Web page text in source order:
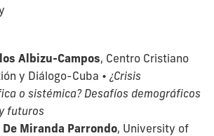
Albizu-Campos, Centro Cristiano
y Diálogo-Cuba • ¿Crisis
o sistémica? Desafíos demográficos
futuros
Miranda Parrondo, University of